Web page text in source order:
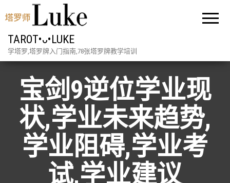
TAROT•ᴗ•LUKE
学塔罗,塔罗牌入门指南,78张塔罗牌教学培训
宝剑9逆位学业现
状,学业未来趋势,
学业阻碍,学业考
试,学业建议